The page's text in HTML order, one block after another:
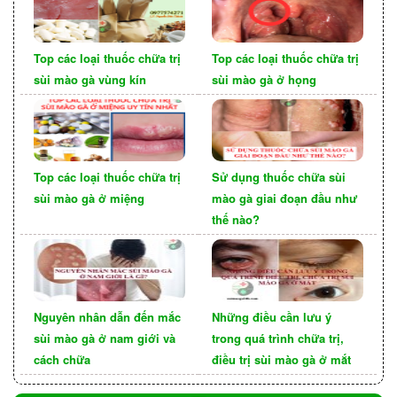
nhiễm trùng chlamydia.
Sử dụng bảo vệ đúng cách khi có quan hệ tình
dục (bằng bao cao su).
Hạn chế số lượng đối tác tình dục để giảm
nguy cơ nhiễm trùng.
Top các loại thuốc chữa trị
sùi mào gà vùng kín
Top các loại thuốc chữa trị
sùi mào gà ở họng
Top các loại thuốc chữa trị
sùi mào gà ở miệng
Sử dụng thuốc chữa sùi
mào gà giai đoạn đầu như
thế nào?
Nguyên nhân dẫn đến mắc
sùi mào gà ở nam giới và
cách chữa
Những điều cần lưu ý
trong quá trình chữa trị,
điều trị sùi mào gà ở mắt